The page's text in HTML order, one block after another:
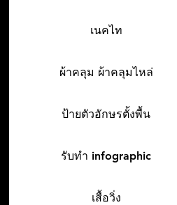
เนคไท
ผ้าคลุม ผ้าคลุมไหล่
ป้ายตัวอักษรตั้งพื้น
รับทำ infographic
เสื้อวิ่ง